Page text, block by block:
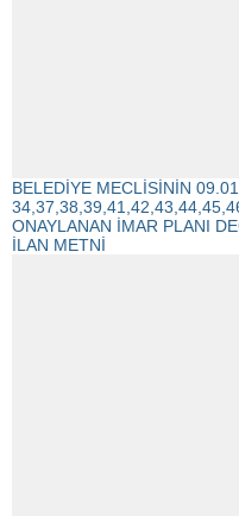
BELEDİYE MECLİSİNİN
ONAYLANAN İMAR PLANI
İLAN METNİ